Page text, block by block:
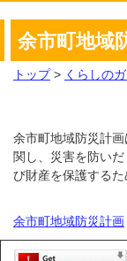
余市町地域
トップ> くらしの
余市町地域防災計
関し、災害を防い
び財産を保護するた
余市町地域防災計画